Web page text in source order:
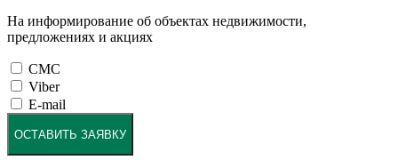
На информирование об объектах недвижимости,
предложениях и акциях
СМС
Viber
E-mail
ОСТАВИТЬ ЗАЯВКУ